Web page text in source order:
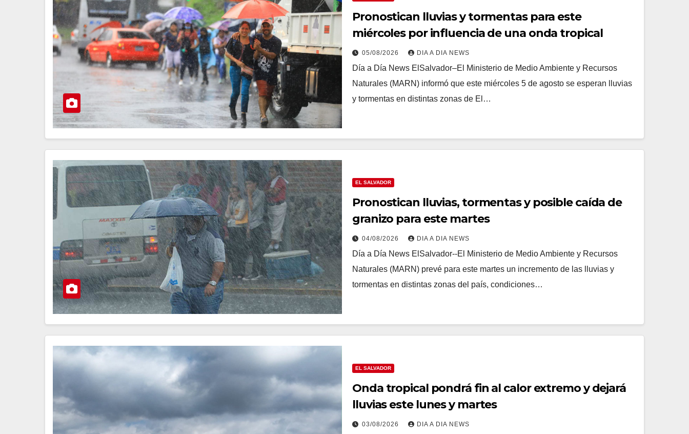
Pronostican lluvias y tormentas para este
miércoles por influencia de una onda tropical
05/08/2026 DIA A DIA NEWS
Día a Día News ElSalvador–El Ministerio de Medio Ambiente y Recursos
Naturales (MARN) informó que este miércoles 5 de agosto se esperan lluvias
y tormentas en distintas zonas de El…
EL SALVADOR
Pronostican lluvias, tormentas y posible caída de
granizo para este martes
04/08/2026 DIA A DIA NEWS
Día a Día News ElSalvador--El Ministerio de Medio Ambiente y Recursos
Naturales (MARN) prevé para este martes un incremento de las lluvias y
tormentas en distintas zonas del país, condiciones…
EL SALVADOR
Onda tropical pondrá fin al calor extremo y dejará
lluvias este lunes y martes
03/08/2026 DIA A DIA NEWS